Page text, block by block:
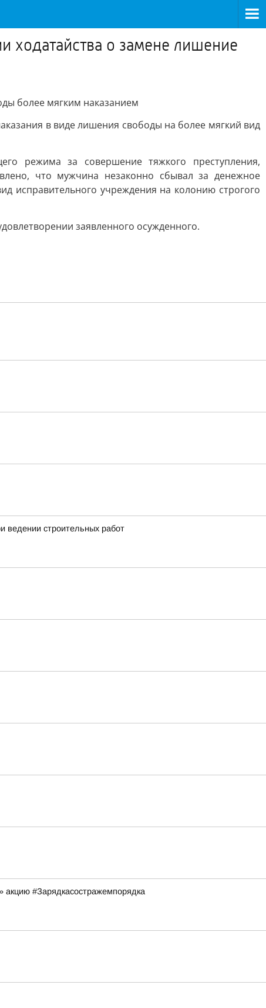
ходатайства о замене лишение
более мягким наказанием
в виде лишения свободы на более мягкий вид
режима за совершение тяжкого преступления,
что мужчина незаконно сбывал за денежное
исправительного учреждения на колонию строгого
заявленного осужденного.
ведении строительных работ
#Зарядкасостражемпорядка